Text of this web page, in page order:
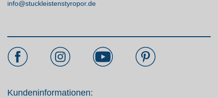
info@stuckleistenstyropor.de
Kundeninformationen: